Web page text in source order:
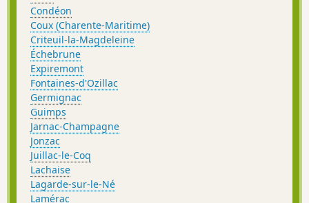
Condéon
Coux (Charente-Maritime)
Criteuil-la-Magdeleine
Échebrune
Expiremont
Fontaines-d'Ozillac
Germignac
Guimps
Jarnac-Champagne
Jonzac
Juillac-le-Coq
Lachaise
Lagarde-sur-le-Né
Lamérac